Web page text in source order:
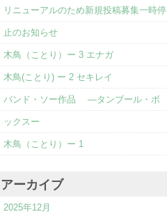
リニューアルのため新規投稿募集一時停
止のお知らせ
木鳥（ことり）ー 3 エナガ
木鳥(ことり) ー 2 セキレイ
バンド・ソー作品 ―タンブール・ボ
ックスー
木鳥（ことり）ー 1
アーカイブ
2025年12月